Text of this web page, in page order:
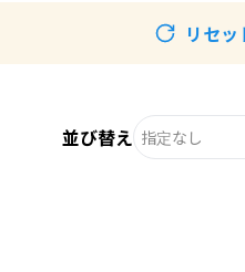
リセッ
並び替え 指定なし